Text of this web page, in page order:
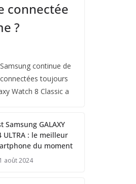
connectée
?
continue de
toujours
Watch 8 Classic a
Samsung GALAXY
ULTRA : le meilleur
du moment
août 2024